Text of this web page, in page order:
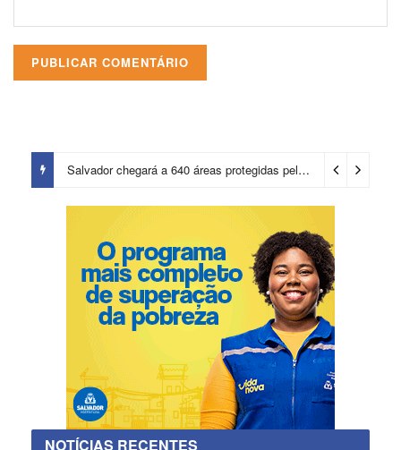
Salvador chegará a 640 áreas protegidas pela Prefeitura com investimentos em contenções de encostas e prevenção de riscos
NOTÍCIAS RECENTES